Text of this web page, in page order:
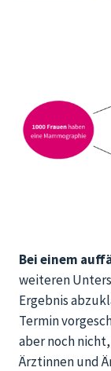
Bei einem
weiteren
Ergebnis
Termin
aber noch
Ärztinnen und